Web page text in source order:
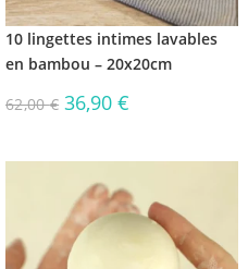
10 lingettes intimes lavables
en bambou – 20x20cm
62,00€ 36,90€